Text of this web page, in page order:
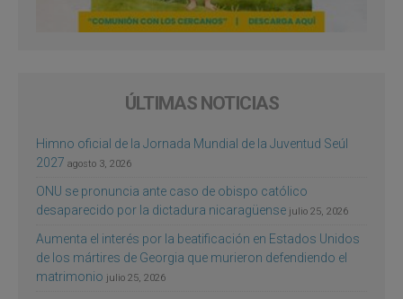
ÚLTIMAS NOTICIAS
Himno oficial de la Jornada Mundial de la Juventud Seúl
2027 agosto 3, 2026
ONU se pronuncia ante caso de obispo católico
desaparecido por la dictadura nicaragüense julio 25, 2026
Aumenta el interés por la beatificación en Estados Unidos
de los mártires de Georgia que murieron defendiendo el
matrimonio julio 25, 2026